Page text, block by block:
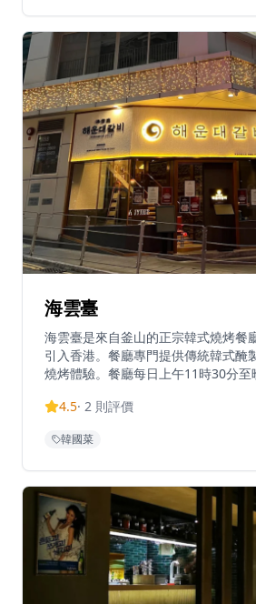
配酸蘿蔔、醬油鮮蝦、海鮮煎餅和炭
餐廳以其獨特的馬格利刨冰(米酒刨
可以搭配清爽的韓國烈酒如新鮮柚子
韓國城市流行音樂的氛圍中放鬆身心
用餐時限,需要提前預訂(由於需求旺
月),週四至週六預訂需要信用卡擔保
時至午夜12時營業,週日休息。
海雲臺
海雲臺是來自釜山的正宗韓式燒烤餐
引入香港。餐廳專門提供傳統韓式醃
燒烤體驗。餐廳每日上午11時30分
用。菜單以優質韓式燒烤為主，午餐
帶，海雲臺將釜山著名的燒烤文化帶
4.5· 2 則評價
韓國菜